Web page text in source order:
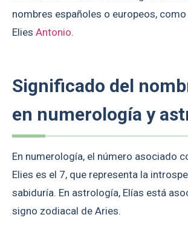
nombres españoles o europeos, como
Elies Antonio.
Significado del
en numerología y
En numerología, el número asociado
Elies es el 7, que representa la
sabiduría. En astrología, Elías está
signo zodiacal de Aries.